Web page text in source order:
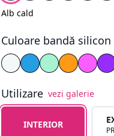
Alb cald
Culoare bandă silicon
Alege culoare silicon
Alb Albastru
Cyan Galben
Utilizare vezi galerie
Alege tipul de utilizare
INTERIOR